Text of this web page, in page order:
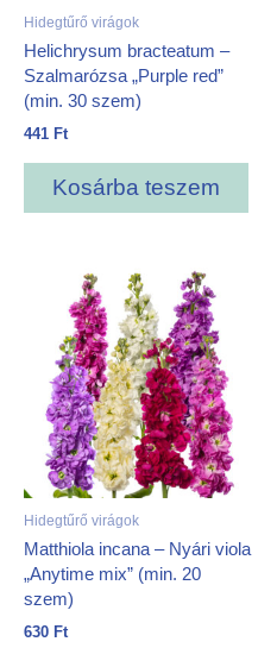
Hidegtűrő virágok
Helichrysum bracteatum –
Szalmarózsa „Purple red”
(min. 30 szem)
441 Ft
Kosárba teszem
Hidegtűrő virágok
Matthiola incana – Nyári viola
„Anytime mix” (min. 20
szem)
630 Ft